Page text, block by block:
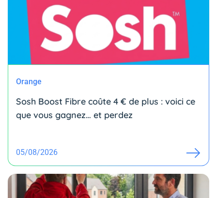
Orange
Sosh Boost Fibre coûte 4 € de plus : voici ce
que vous gagnez… et perdez
05/08/2026